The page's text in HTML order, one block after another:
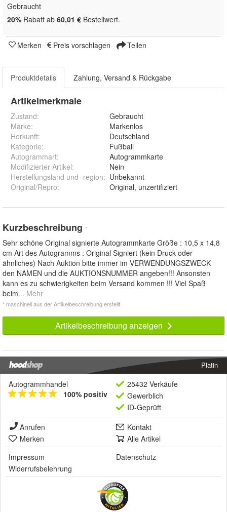
Gebraucht
20% Rabatt ab 60,01 € Bestellwert.
Merken Preis vorschlagen Teilen
Produktdetails Zahlung, Versand & Rückgabe
Artikelmerkmale
Zustand:
Gebraucht
Marke:
Markenlos
Herkunft:
Deutschland
Kategorie:
Fußball
Autogrammart:
Autogrammkarte
Modifizierter Artikel:
Nein
Herstellungsland und -region: Unbekannt
Original/Repro: Original, unzertifiziert
Kurzbeschreibung *
Sehr schöne Original signierte Autogrammkarte Größe : 10,5 x 14,8
cm Art des Autogramms : Original Signiert (kein Druck oder
ähnliches) Nach Auktion bitte immer im VERWENDUNGSZWECK
den NAMEN und die AUKTIONSNUMMER angeben!!! Ansonsten
kann es zu schwierigkeiten beim Versand kommen !!! Viel Spaß
beim... Mehr
* maschinell aus der Artikelbeschreibung erstellt
Artikelbeschreibung anzeigen
Platin
Autogrammhandel
100% positiv
25432 Verkäufe
Gewerblich
ID-Geprüft
Anrufen
Kontakt
Merken
Alle Artikel
Impressum
Datenschutz
Widerrufsbelehrung